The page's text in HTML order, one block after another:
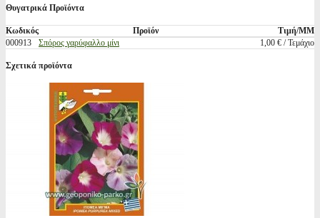
Θυγατρικά Προϊόντα
Κωδικός Προϊόν
Τιμή/ΜΜ
000913
Σπόρος γαρύφαλλο μίνι 1,00 € / Τεμάχιο
Σχετικά προϊόντα